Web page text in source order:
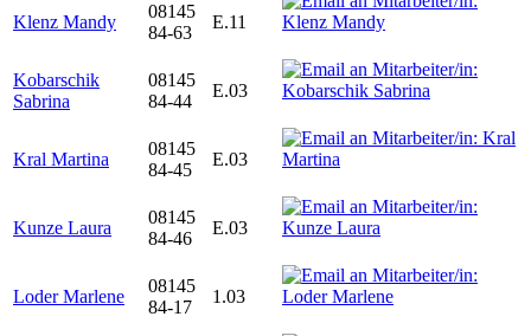
Klenz Mandy
08145
84-63
E.11
Kobarschik
Sabrina
08145
84-44
E.03
Kral Martina
08145
84-45
E.03
Kunze Laura
08145
84-46
E.03
Loder Marlene
08145
84-17
1.03